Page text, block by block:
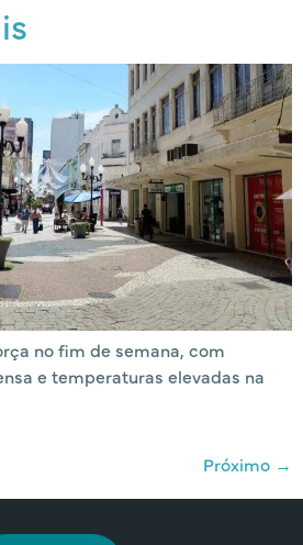
no fim de semana, com
e temperaturas elevadas na
Próximo →